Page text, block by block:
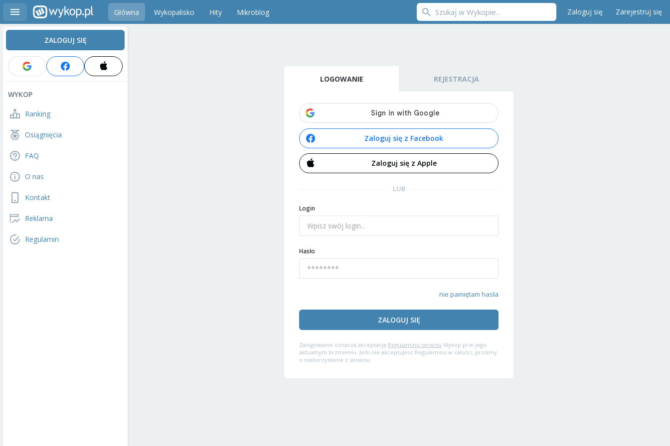
Główna Wykopalisko Hity Mikroblog Zaloguj się Zarejestruj się
ZALOGUJ SIĘ
WYKOP
Ranking
Osiągnięcia
FAQ
O nas
Kontakt
Reklama
Regulamin
LOGOWANIE REJESTRACJA
Zaloguj się z Facebook
Zaloguj się z Apple
LUB
Login
Hasło
nie pamiętam hasła
ZALOGUJ SIĘ
Zalogowanie oznacza akceptację Regulaminu serwisu Wykop.pl w jego
aktualnym brzmieniu. Jeśli nie akceptujesz Regulaminu w całości, prosimy
o niekorzystanie z serwisu.